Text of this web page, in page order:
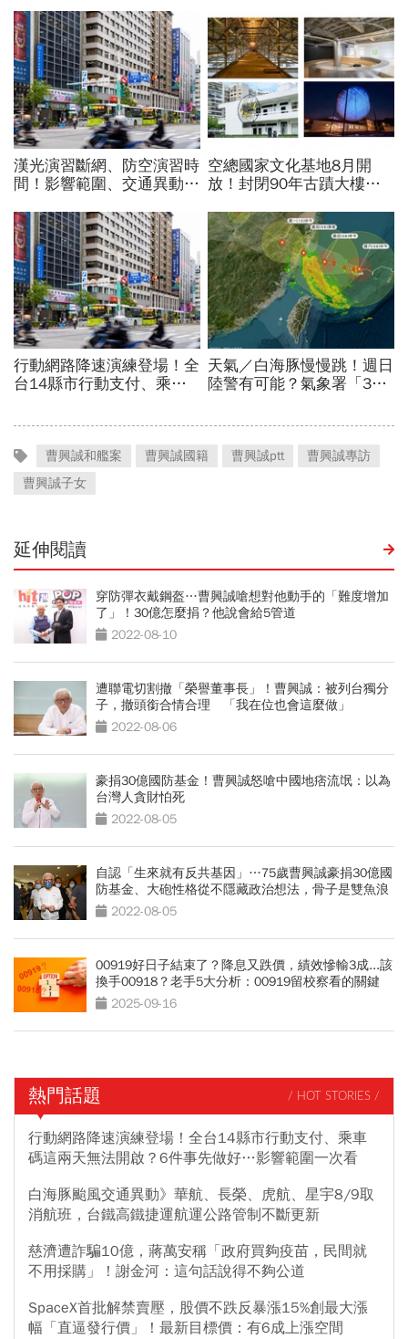
曹興誠和艦案 曹興誠國籍 曹興誠ptt
曹興誠專訪
曹興誠子女
延伸閱讀
穿防彈衣戴鋼盔…曹興誠嗆想對他動手的「難度增加
了」！30億怎麼捐？他說會給5管道
2022-08-10
遭聯電切割撤「榮譽董事長」！曹興誠：被列台獨分
子，撤頭銜合情合理 「我在位也會這麼做」
2022-08-06
豪捐30億國防基金！曹興誠怒嗆中國地痞流氓：以為
台灣人貪財怕死
2022-08-05
自認「生來就有反共基因」…75歲曹興誠豪捐30億國
防基金、大砲性格從不隱藏政治想法，骨子是雙魚浪
漫！2022-08-05
00919好日子結束了？降息又跌價，績效慘輸3成...該
換手00918？老手5大分析：00919留校察看的關鍵
2025-09-16
熱門話題 / HOT STORIES /
行動網路降速演練登場！全台14縣市行動支付、乘車
碼這兩天無法開啟？6件事先做好…影響範圍一次看
白海豚颱風交通異動》華航、長榮、虎航、星宇8/9取
消航班，台鐵高鐵捷運航運公路管制不斷更新
慈濟遭詐騙10億，蔣萬安稱「政府買夠疫苗，民間就
不用採購」！謝金河：這句話說得不夠公道
SpaceX首批解禁賣壓，股價不跌反暴漲15%創最大漲
幅「直逼發行價」！最新目標價：有6成上漲空間